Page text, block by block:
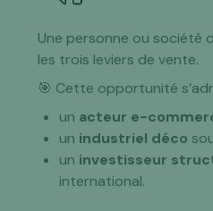
Une personne ou société
les trois leviers de vente.
🎯 Cette opportunité
un acteur e-
un industriel déco
un investisseur
international.